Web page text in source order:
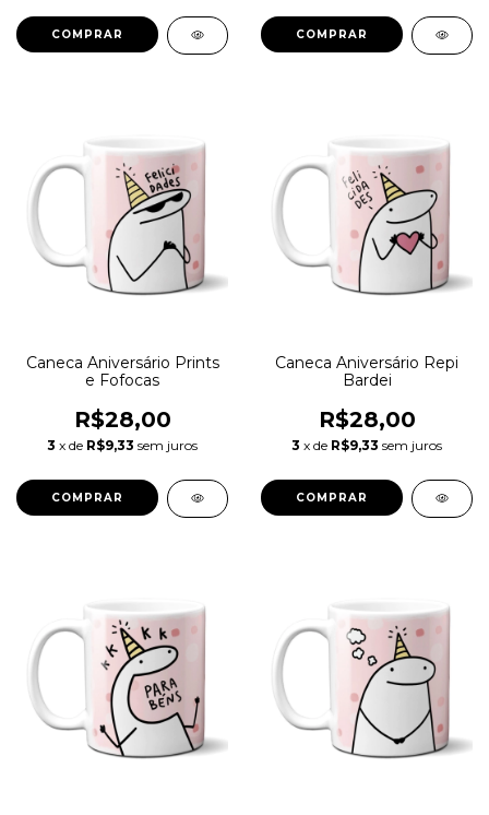
Caneca Aniversário Prints
e Fofocas
R$28,00
3 x de R$9,33 sem juros
Caneca Aniversário Repi
Bardei
R$28,00
3 x de R$9,33 sem juros